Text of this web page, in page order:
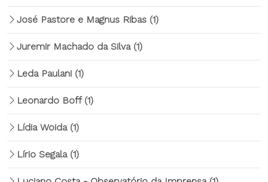
José Pastore e Magnus Ribas (1)
Juremir Machado da Silva (1)
Leda Paulani (1)
Leonardo Boff (1)
Lídia Woida (1)
Lírio Segala (1)